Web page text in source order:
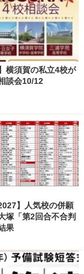
横須賀の私立4校が
談会10/12
】人気校の併願
塚「第2回合不合判
果